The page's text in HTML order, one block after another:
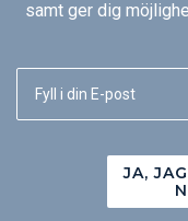
samt ger dig
JA,